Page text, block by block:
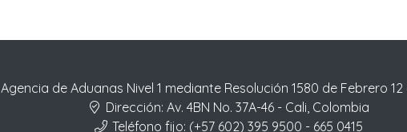
Agencia de Aduanas Nivel 1 mediante Resolución 1580 de Febrero
Dirección: Av. 4BN No. 37A-46 - Cali, Colombia
Teléfono fijo: (+57 602) 395 9500 - 665 0415